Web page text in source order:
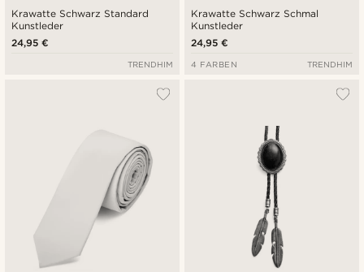
Krawatte Schwarz Standard
Kunstleder
24,95 €
TRENDHIM
Krawatte Schwarz Schmal
Kunstleder
24,95 €
4 FARBEN TRENDHIM